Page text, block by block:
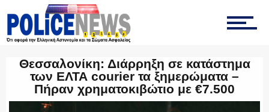
ΤΡΟΧΑΙΑ
Θεσσαλονίκη: Διάρρηξη σε κατάστημα
των ΕΛΤΑ courier τα ξημερώματα –
Πήραν χρηματοκιβώτιο με €7.500